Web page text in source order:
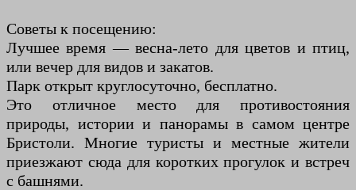
Советы к посещению:
Лучшее время — весна-лето для цветов и птиц,
или вечер для видов и закатов.
Парк открыт круглосуточно, бесплатно.
Это отличное место для противостояния
природы, истории и панорамы в самом центре
Бристоли. Многие туристы и местные жители
приезжают сюда для коротких прогулок и встреч
с башнями.